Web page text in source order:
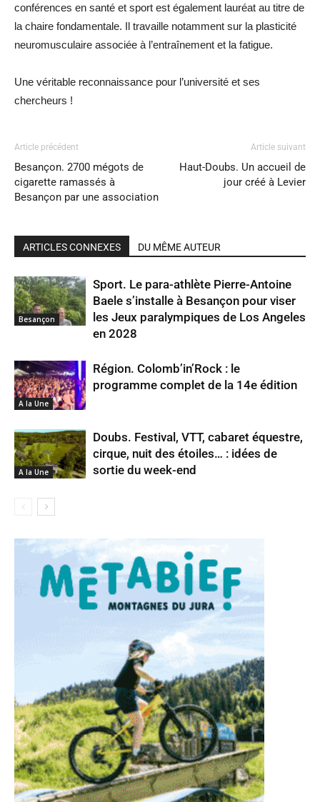
conférences en santé et sport est également lauréat au titre de
la chaire fondamentale. Il travaille notamment sur la plasticité
neuromusculaire associée à l’entraînement et la fatigue.
Une véritable reconnaissance pour l’université et ses
chercheurs !
Article précédent
Besançon. 2700 mégots de
cigarette ramassés à
Besançon par une association
Article suivant
Haut-Doubs. Un accueil de
jour créé à Levier
ARTICLES CONNEXES DU MÊME AUTEUR
Besançon
Sport. Le para-athlète Pierre-Antoine
Baele s’installe à Besançon pour viser
les Jeux paralympiques de Los Angeles
en 2028
A la Une
Région. Colomb’in’Rock : le
programme complet de la 14e édition
A la Une
Doubs. Festival, VTT, cabaret équestre,
cirque, nuit des étoiles… : idées de
sortie du week-end